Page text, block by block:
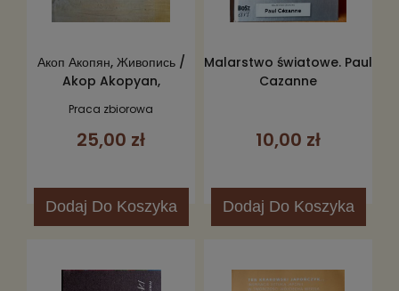
Акоп Акопян, Живопись /
Akop Akopyan,
Praca zbiorowa
25,00 zł
Dodaj Do Koszyka
Malarstwo światowe. Paul
Cazanne
10,00 zł
Dodaj Do Koszyka